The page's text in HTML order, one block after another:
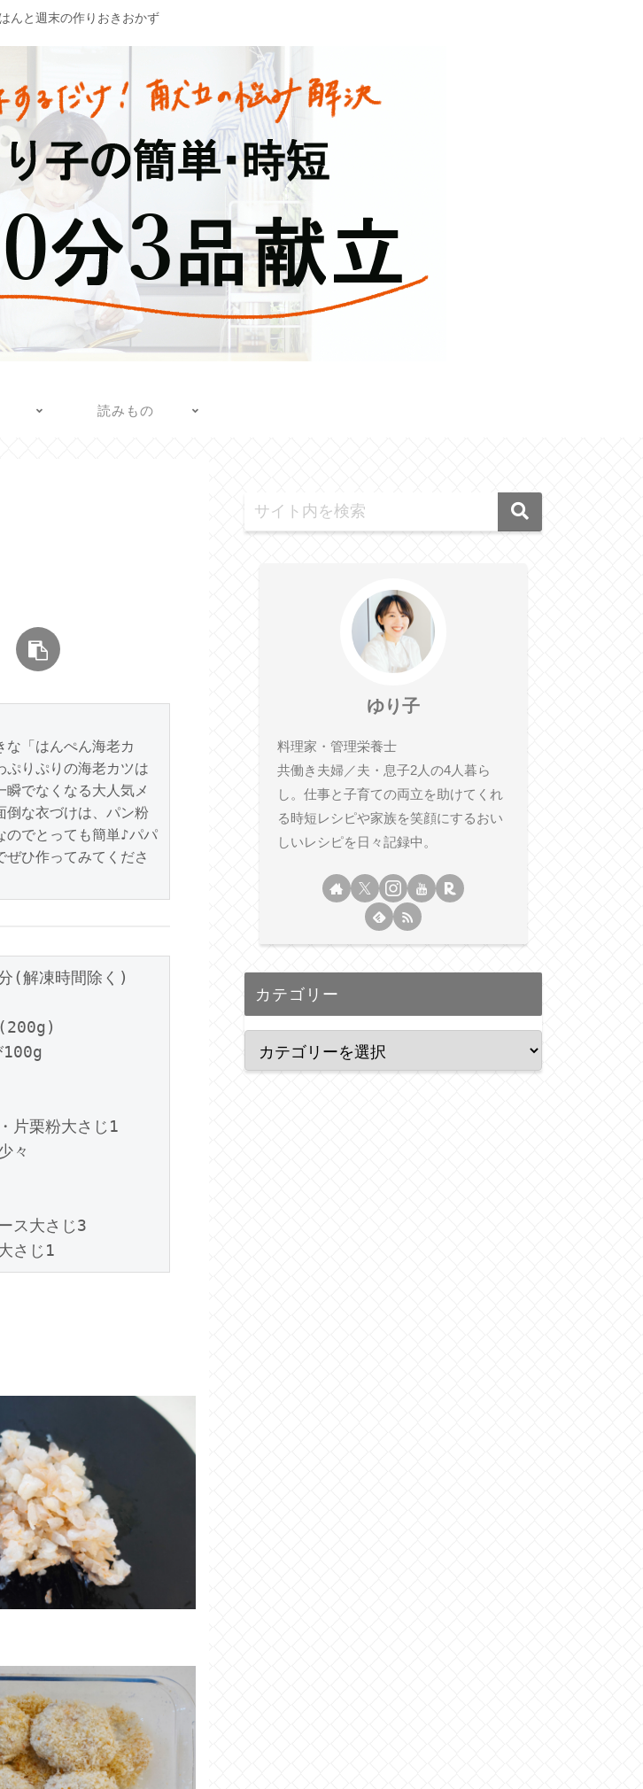
んと週末の作りおきおかず
読みもの
な「はんぺん海老カ
ぷりぷりの海老カツは
瞬でなくなる大人気メ
倒な衣づけは、パン粉
のでとっても簡単♪パパ
ぜひ作ってみてくださ
(解凍時間除く)
100g
片栗粉大さじ1
々
ス大さじ3
さじ1
ゆり子
料理家・管理栄養士
共働き夫婦／夫・息子2人の4人暮ら
し。仕事と子育ての両立を助けてくれ
る時短レシピや家族を笑顔にするおい
しいレシピを日々記録中。
カテゴリー